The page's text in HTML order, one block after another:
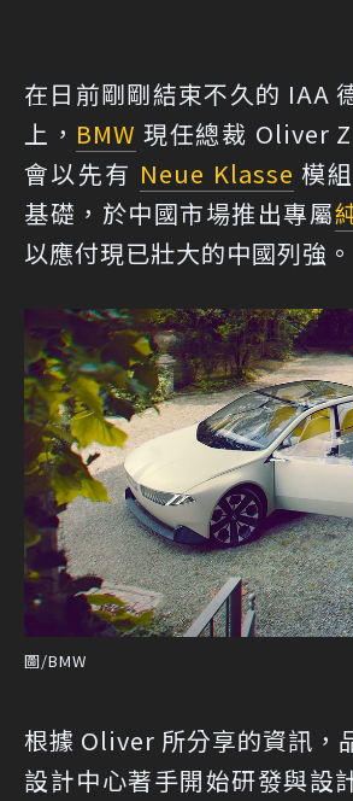
在日前剛剛結束不久的 IAA
上， BMW 現任總裁 Oliver
會以先有 Neue Klasse 模
基礎，於中國市場推出專屬
以應付現已壯大的中國列強。
圖/BMW
根據 Oliver 所分享的資訊，
設計中心著手開始研發與設